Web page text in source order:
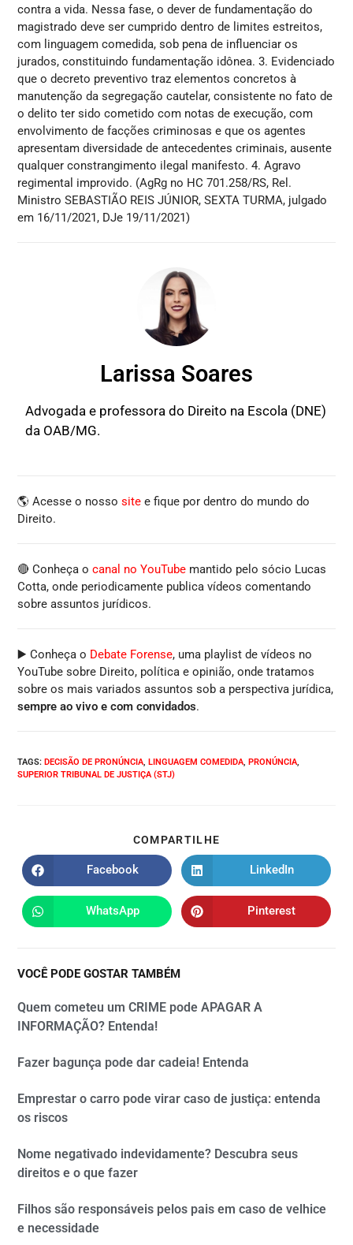
contra a vida. Nessa fase, o dever de fundamentação do
magistrado deve ser cumprido dentro de limites estreitos,
com linguagem comedida, sob pena de influenciar os
jurados, constituindo fundamentação idônea. 3. Evidenciado
que o decreto preventivo traz elementos concretos à
manutenção da segregação cautelar, consistente no fato de
o delito ter sido cometido com notas de execução, com
envolvimento de facções criminosas e que os agentes
apresentam diversidade de antecedentes criminais, ausente
qualquer constrangimento ilegal manifesto. 4. Agravo
regimental improvido. (AgRg no HC 701.258/RS, Rel.
Ministro SEBASTIÃO REIS JÚNIOR, SEXTA TURMA, julgado
em 16/11/2021, DJe 19/11/2021)
Larissa Soares
Advogada e professora do Direito na Escola (DNE)
da OAB/MG.
🌎 Acesse o nossosite e fique por dentro do mundo do
Direito.
🔴 Conheça ocanal no YouTube mantido pelo sócio Lucas
Cotta, onde periodicamente publica vídeos comentando
sobre assuntos jurídicos.
▶️ Conheça o Debate Forense, uma playlist de vídeos no
YouTube sobre Direito, política e opinião, onde tratamos
sobre os mais variados assuntos sob a perspectiva jurídica,
sempre ao vivo e com convidados.
TAGS:DECISÃO DE PRONÚNCIA LINGUAGEM COMEDIDA PRONÚNCIA
SUPERIOR TRIBUNAL DE JUSTIÇA (STJ)
COMPARTILHE
Facebook LinkedIn
WhatsApp Pinterest
VOCÊ PODE GOSTAR TAMBÉM
Quem cometeu um CRIME pode APAGAR A
INFORMAÇÃO? Entenda!
Fazer bagunça pode dar cadeia! Entenda
Emprestar o carro pode virar caso de justiça: entenda
os riscos
Nome negativado indevidamente? Descubra seus
direitos e o que fazer
Filhos são responsáveis pelos pais em caso de velhice
e necessidade